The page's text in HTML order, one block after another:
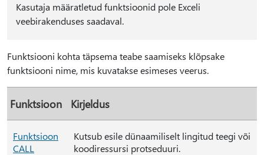
Kasutaja määratletud funktsioonid pole Exceli
veebirakenduses saadaval.
Funktsiooni kohta täpsema teabe saamiseks klõpsake
funktsiooni nime, mis kuvatakse esimeses veerus.
Funktsioon Kirjeldus
Funktsioon
CALL
Kutsub esile dünaamiliselt lingitud teegi või
koodiressursi protseduuri.